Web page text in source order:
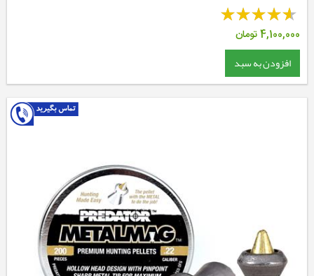
4,100,000تومان
افزودن به سبد